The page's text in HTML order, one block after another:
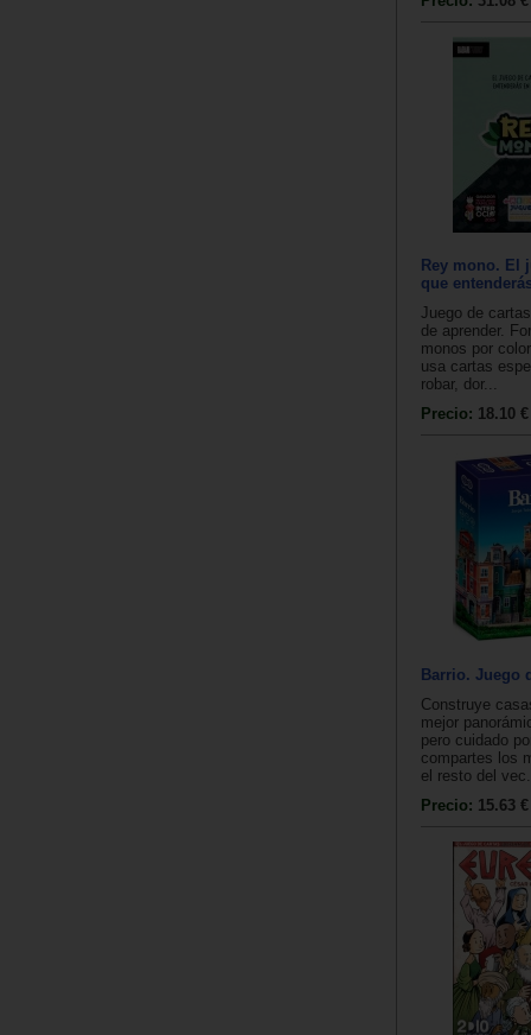
Rey mono. El
que
Juego de
de aprender.
monos por
usa cartas
robar, dor...
Precio: 18.10 €
Barrio. Juego
Construye
mejor
pero cuidado
compartes los
el resto del
Precio: 15.63 €